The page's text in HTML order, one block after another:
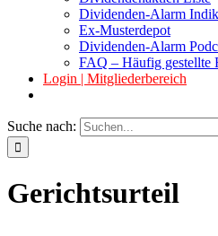
Dividenden-Alarm
Ex-Musterdepot
Dividenden-Alarm
FAQ – Häufig gestellte
Login | Mitgliederbereich
Suche nach:
Gerichtsurteil